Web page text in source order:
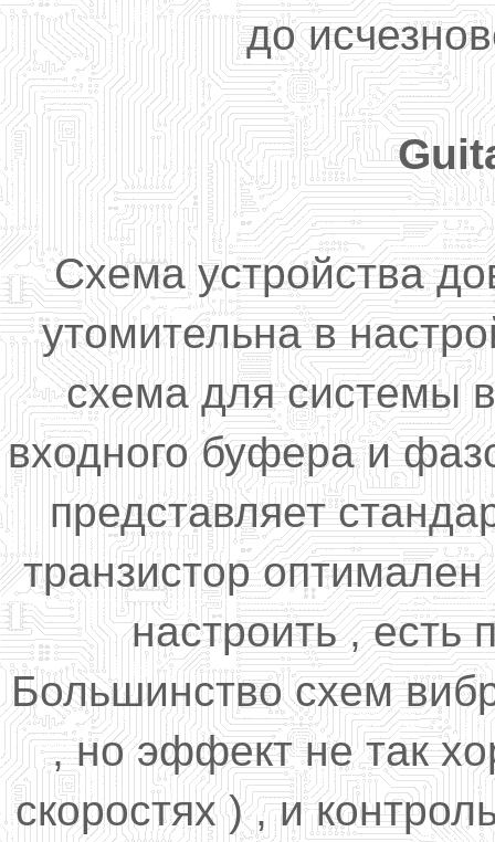
до
Схема устройства
утомительна в
схема для системы
входного буфера и
представляет
транзистор
настроить , есть
Большинство схем
, но эффект не так
скоростях ) , и